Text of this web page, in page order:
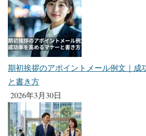
期初挨拶のアポイントメール例文｜成
と書き方
2026年3月30日